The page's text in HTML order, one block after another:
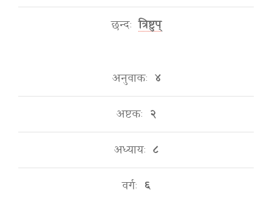
छन्दः त्रिष्टुप्
अनुवाकः ४
अष्टकः २
अध्यायः ८
वर्गः ६